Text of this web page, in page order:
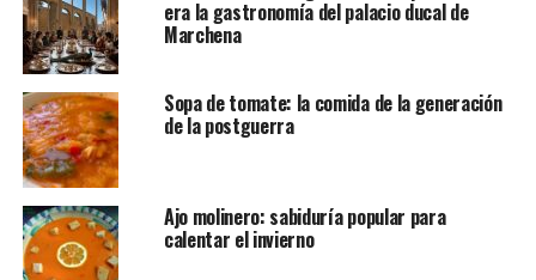
era la gastronomía del palacio ducal de
Marchena
Sopa de tomate: la comida de la generación
de la postguerra
Ajo molinero: sabiduría popular para
calentar el invierno